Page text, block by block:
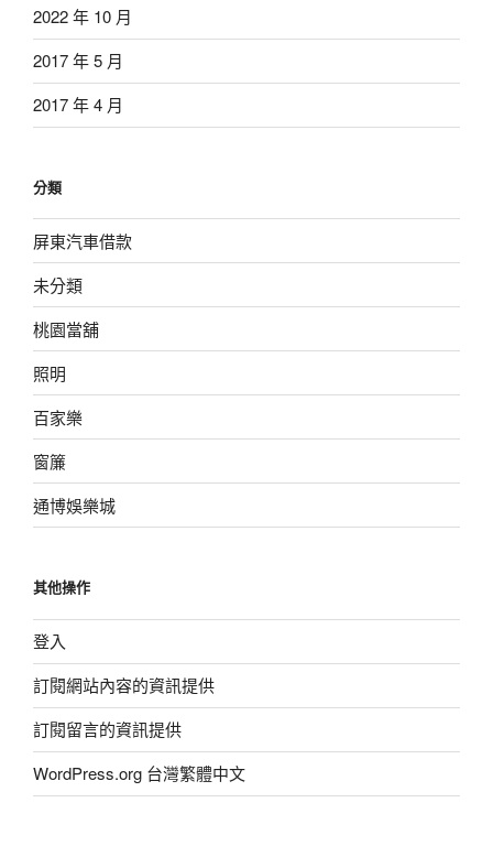
2022 年 10 月
2017 年 5 月
2017 年 4 月
分類
屏東汽車借款
未分類
桃園當舖
照明
百家樂
窗簾
通博娛樂城
其他操作
登入
訂閱網站內容的資訊提供
訂閱留言的資訊提供
WordPress.org 台灣繁體中文